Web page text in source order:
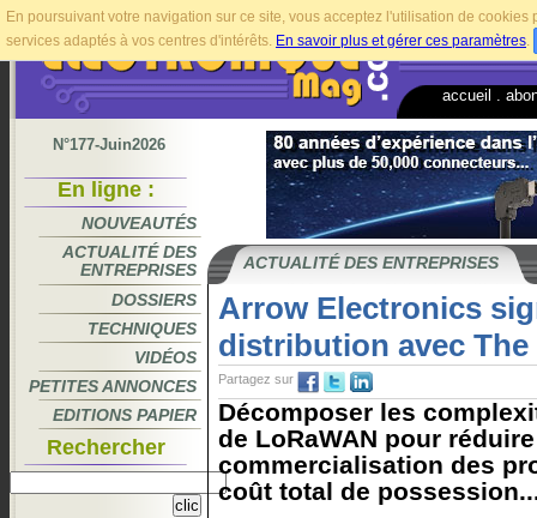
En poursuivant votre navigation sur ce site, vous acceptez l'utilisation de
services adaptés à vos centres d'intérêts. En savoir plus et gérer ces paramètres.
accueil
N°177-Juin2026
En ligne :
NOUVEAUTÉS
ACTUALITÉ DES
ENTREPRISES
DOSSIERS
TECHNIQUES
VIDÉOS
PETITES ANNONCES
EDITIONS PAPIER
Rechercher
ACTUALITÉ DES ENTREPRISES
Arrow Electronics
distribution avec
Partagez sur
Décomposer les
de LoRaWAN pour
commercialisation des
coût total de